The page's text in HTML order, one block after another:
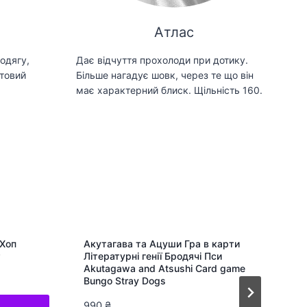
Атлас
Дає відчуття прохолоди при дотику.
Більше нагадує шовк, через те що він
має характерний блиск. Щільність 160.
Акутагава та Ацуши Гра в карти
Літературні генії Бродячі Пси
Akutagawa and Atsushi Card game
Bungo Stray Dogs